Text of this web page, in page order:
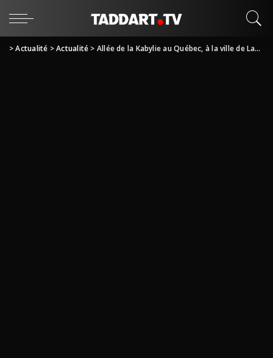
>Actualité >Actualité > Allée de la Kabylie au Québec, à la ville de Laval